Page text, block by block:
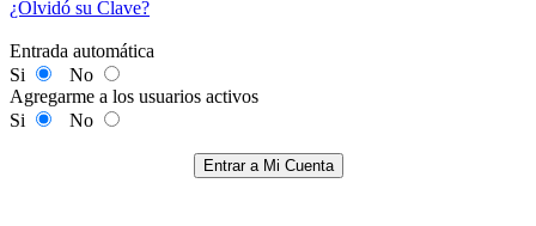
¿Olvidó su Clave?
Entrada automática
Si
No
Agregarme a los usuarios activos
Si
No
Entrar a Mi Cuenta